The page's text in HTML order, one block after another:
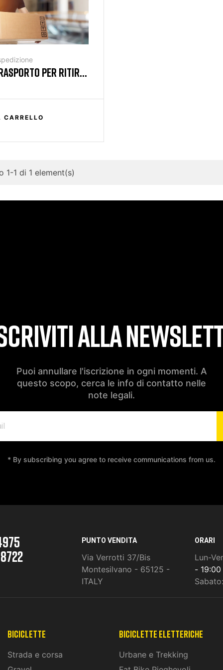
PER RITIRO
CARRELLO
1-1 di 1 element(s)
ALLA
Puoi annullare l'iscrizione in ogni momenti. A
questo scopo, cerca le info di contatto nelle
note legali.
* By subscribing you agree to receive communications from us.
PUNTO VENDITA
Via Verrotti 37/Bis
Montesilvano - 65125 -
ITALY
ORARI
Lun-
- 19:00
Sabato:
Biciclette
Strada e corsa
biciclette eletteriche
Urbane e Trekking